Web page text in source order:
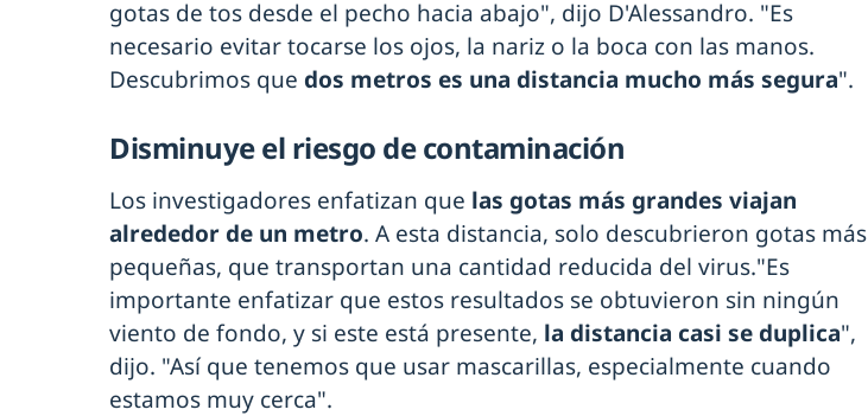
gotas de tos desde el pecho hacia abajo", dijo D'Alessandro. "Es
necesario evitar tocarse los ojos, la nariz o la boca con las manos.
Descubrimos que dos metros es una distancia mucho más segura".
Disminuye el riesgo de contaminación
Los investigadores enfatizan que las gotas más grandes viajan
alrededor de un metro. A esta distancia, solo descubrieron gotas más
pequeñas, que transportan una cantidad reducida del virus."Es
importante enfatizar que estos resultados se obtuvieron sin ningún
viento de fondo, y si este está presente, la distancia casi se duplica",
dijo. "Así que tenemos que usar mascarillas, especialmente cuando
estamos muy cerca".